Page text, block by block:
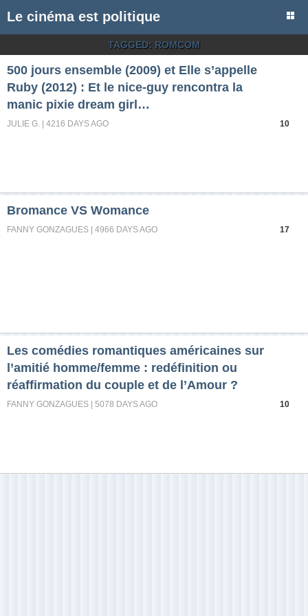
Le cinéma est politique
TAGGED: ROMCOM
500 jours ensemble (2009) et Elle s’appelle
Ruby (2012) : Et le nice-guy rencontra la
manic pixie dream girl…
10
JULIE G. | 4216 DAYS AGO
Bromance VS Womance
17
FANNY GONZAGUES | 4966 DAYS AGO
Les comédies romantiques américaines sur
l’amitié homme/femme : redéfinition ou
réaffirmation du couple et de l’Amour ?
10
FANNY GONZAGUES | 5078 DAYS AGO